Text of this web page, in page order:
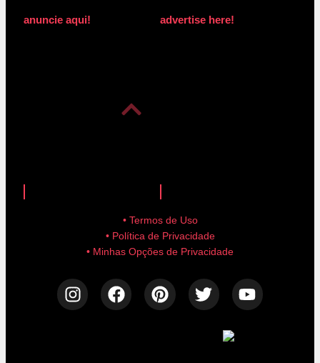
anuncie aqui! advertise here!
• Termos de Uso
• Política de Privacidade
• Minhas Opções de Privacidade